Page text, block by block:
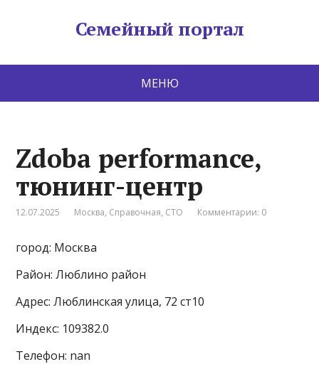
Семейный портал
МЕНЮ
Zdoba performance,
тюнинг-центр
12.07.2025 Москва, Справочная, СТО Комментарии: 0
город: Москва
Район: Люблино район
Адрес: Люблинская улица, 72 ст10
Индекс: 109382.0
Телефон: nan